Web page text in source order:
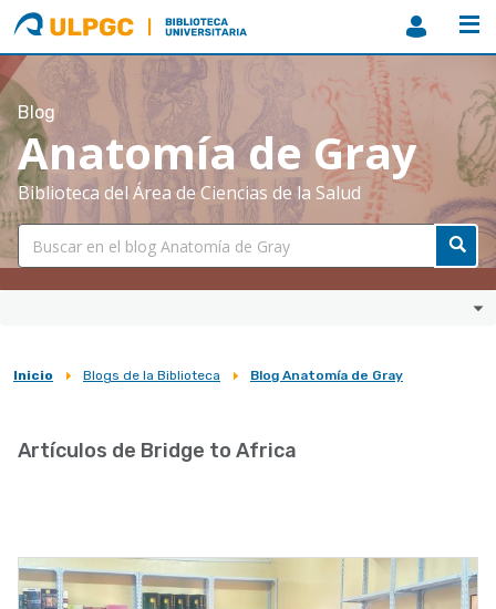
ULPGC
Biblioteca
ULPGC
Blog
Anatomía de Gray
Biblioteca del Área de Ciencias de la Salud
Sobrescribir
de
la
navegación
Inicio Blogs de la Biblioteca Blog Anatomía de Gray
Artículos de Bridge to Africa